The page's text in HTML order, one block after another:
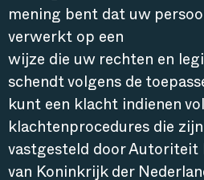
mening bent dat uw
verwerkt op een
wijze die uw rechten en
schendt volgens de
kunt een klacht indienen
klachtenprocedures die zijn
vastgesteld door Autoriteit
van Koninkrijk der